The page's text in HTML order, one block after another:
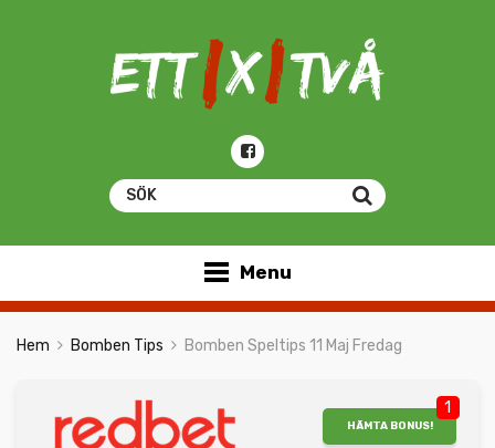
Menu
Hem Bomben Tips Bomben Speltips 11 Maj Fredag
1
HÄMTA BONUS!